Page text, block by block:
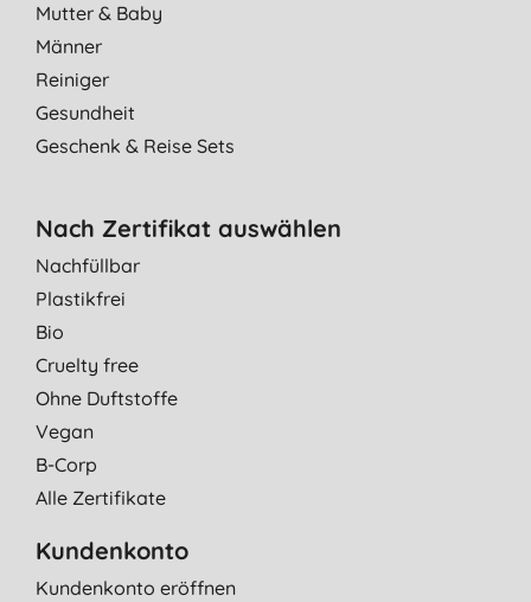
Mutter & Baby
Männer
Reiniger
Gesundheit
Geschenk & Reise Sets
Nach Zertifikat auswählen
Nachfüllbar
Plastikfrei
Bio
Cruelty free
Ohne Duftstoffe
Vegan
B-Corp
Alle Zertifikate
Kundenkonto
Kundenkonto eröffnen